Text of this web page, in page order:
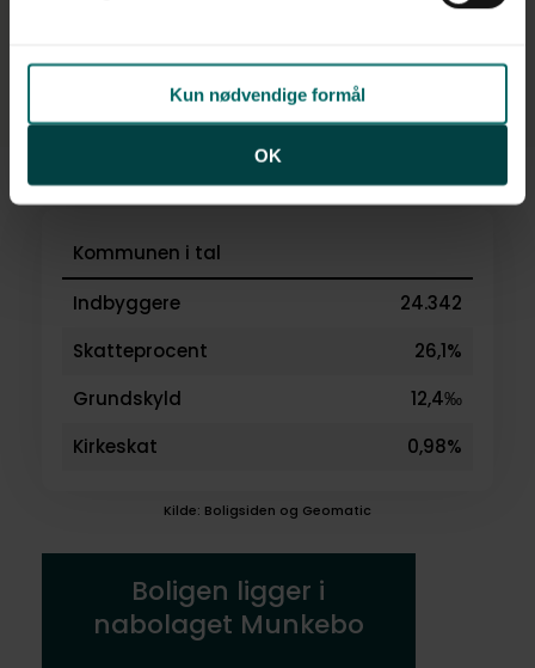
Kun nødvendige formål
OK
Kommunen i tal
Indbyggere
24.342
Skatteprocent
26,1%
Grundskyld
12,4‰
Kirkeskat
0,98%
Kilde: Boligsiden og Geomatic
Boligen ligger i
nabolaget Munkebo